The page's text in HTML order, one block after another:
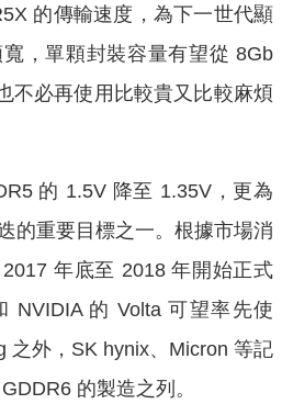
的傳輸速度，為下一世代顯
，單顆封裝容量有望從 8Gb
不必再使用比較貴又比較麻煩
的 1.5V 降至 1.35V，更為
的重要目標之一。根據市場消
年底至 2018 年開始正式
NVIDIA 的 Volta 可望率先使
之外，SK hynix、Micron 等記
的製造之列。